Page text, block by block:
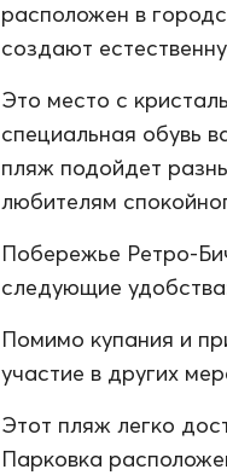
расположен в
создают
Это место с
специальная обувь
пляж подойдет
любителям
Побережье Ретро-
следующие
Помимо купания и
участие в других
Этот пляж легко
Парковка